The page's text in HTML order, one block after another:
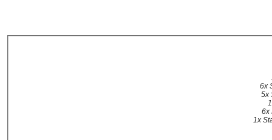
6x
5x
6x
1x